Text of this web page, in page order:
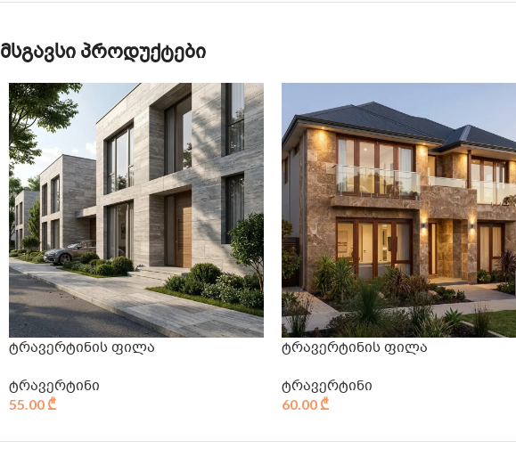
მსგავსი პროდუქტები
ტრავერტინის ფილა
ტრავერტინი
55.00 ₾
ტრავერტინის ფილა
ტრავერტინი
60.00 ₾